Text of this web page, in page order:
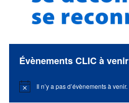
Évènements CLIC à venir
Notice Il n’y a pas d’évènements à venir.